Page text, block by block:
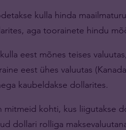
kulla hinda
aga toorainete hindu
eest mõnes teises
eest ühes valuutas
kaubeldakse dollarites.
mitmeid kohti, kus liigutakse
dollari rolliga